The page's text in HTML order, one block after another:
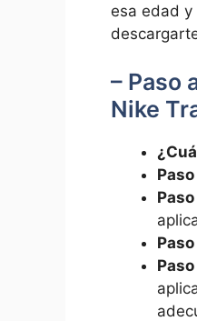
esa edad
– Paso
Nike
Paso